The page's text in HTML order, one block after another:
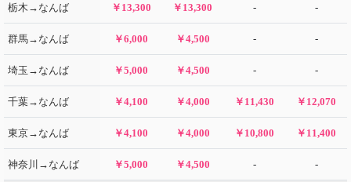
栃木→なんば ￥13,300 ￥13,300 - -
群馬→なんば ￥6,000 ￥4,500 - -
埼玉→なんば ￥5,000 ￥4,500 - -
千葉→なんば ￥4,100 ￥4,000 ￥11,430 ￥12,070
東京→なんば ￥4,100 ￥4,000 ￥10,800 ￥11,400
神奈川→なんば ￥5,000 ￥4,500 - -